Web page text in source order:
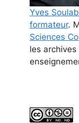
Yves
formateur.
Sciences
les